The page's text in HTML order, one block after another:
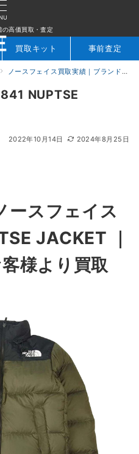
の高価買取・査定
買取キット 事前査定
ノースフェイス買取実績｜ブランド専門店LIFE
NUPTSE
2022年10月14日 2024年8月25日
ースフェイス
JACKET ｜
様より買取